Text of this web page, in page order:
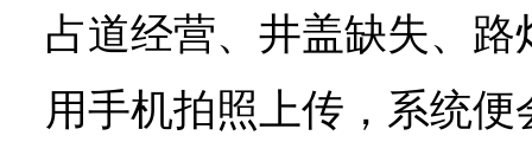
占道经营、井盖缺失、
用手机拍照上传，系统